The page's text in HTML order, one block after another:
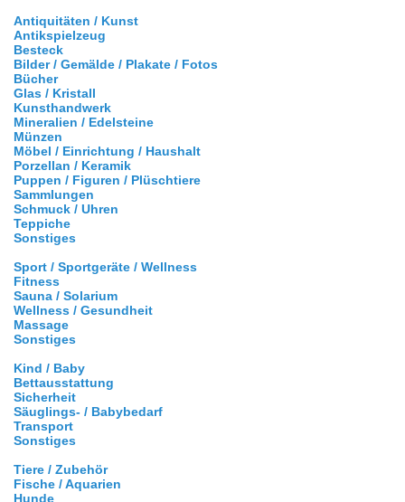
Antiquitäten / Kunst
Antikspielzeug
Besteck
Bilder / Gemälde / Plakate / Fotos
Bücher
Glas / Kristall
Kunsthandwerk
Mineralien / Edelsteine
Münzen
Möbel / Einrichtung / Haushalt
Porzellan / Keramik
Puppen / Figuren / Plüschtiere
Sammlungen
Schmuck / Uhren
Teppiche
Sonstiges
Sport / Sportgeräte / Wellness
Fitness
Sauna / Solarium
Wellness / Gesundheit
Massage
Sonstiges
Kind / Baby
Bettausstattung
Sicherheit
Säuglings- / Babybedarf
Transport
Sonstiges
Tiere / Zubehör
Fische / Aquarien
Hunde